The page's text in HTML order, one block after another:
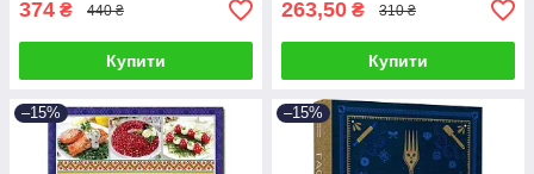
374 ₴ 440 ₴
Купити
263,50 ₴ 310 ₴
Купити
–15% –15%